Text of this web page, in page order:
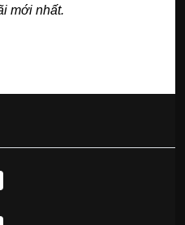
mới nhất.